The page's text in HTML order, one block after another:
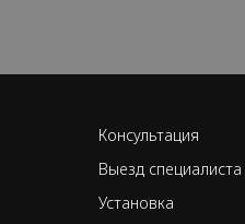
Консультация
Выезд
Установка